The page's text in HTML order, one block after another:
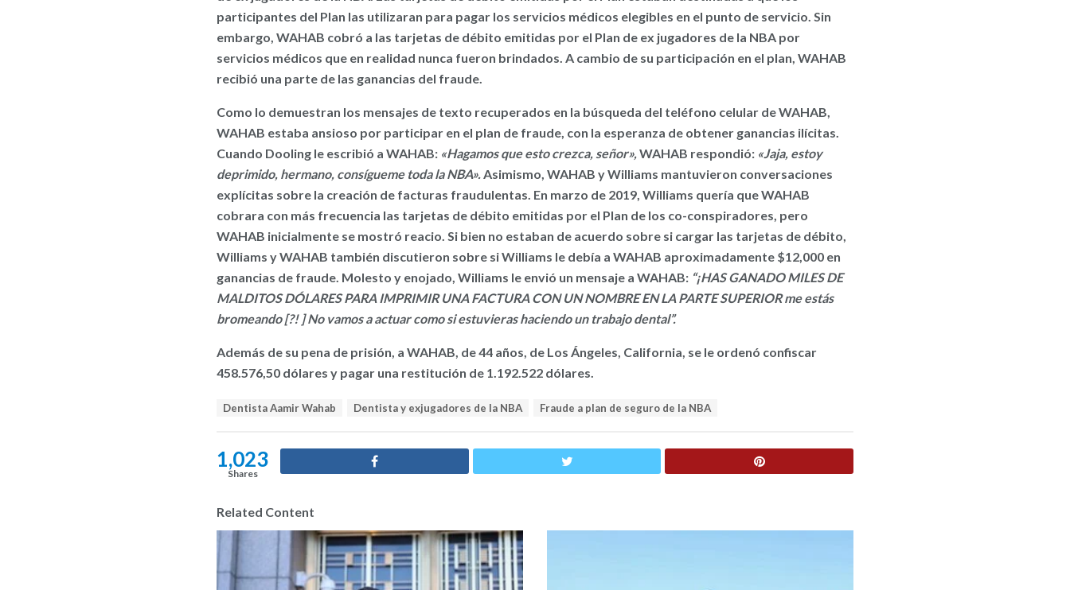
participantes del Plan las utilizaran para pagar los servicios médicos elegibles en el punto de servicio. Sin
embargo, WAHAB cobró a las tarjetas de débito emitidas por el Plan de ex jugadores de la NBA por
servicios médicos que en realidad nunca fueron brindados. A cambio de su participación en el plan, WAHAB
recibió una parte de las ganancias del fraude.
Como lo demuestran los mensajes de texto recuperados en la búsqueda del teléfono celular de WAHAB,
WAHAB estaba ansioso por participar en el plan de fraude, con la esperanza de obtener ganancias ilícitas.
Cuando Dooling le escribió a WAHAB: «Hagamos que esto crezca, señor», WAHAB respondió: «Jaja, estoy
deprimido, hermano, consígueme toda la NBA». Asimismo, WAHAB y Williams mantuvieron conversaciones
explícitas sobre la creación de facturas fraudulentas. En marzo de 2019, Williams quería que WAHAB
cobrara con más frecuencia las tarjetas de débito emitidas por el Plan de los co-conspiradores, pero
WAHAB inicialmente se mostró reacio. Si bien no estaban de acuerdo sobre si cargar las tarjetas de débito,
Williams y WAHAB también discutieron sobre si Williams le debía a WAHAB aproximadamente $12,000 en
ganancias de fraude. Molesto y enojado, Williams le envió un mensaje a WAHAB: “¡HAS GANADO MILES DE
MALDITOS DÓLARES PARA IMPRIMIR UNA FACTURA CON UN NOMBRE EN LA PARTE SUPERIOR me estás
bromeando [?! ] No vamos a actuar como si estuvieras haciendo un trabajo dental”.
Además de su pena de prisión, a WAHAB, de 44 años, de Los Ángeles, California, se le ordenó confiscar
458.576,50 dólares y pagar una restitución de 1.192.522 dólares.
Dentista Aamir Wahab Dentista y exjugadores de la NBA Fraude a plan de seguro de la NBA
1,023
Shares
Related Content